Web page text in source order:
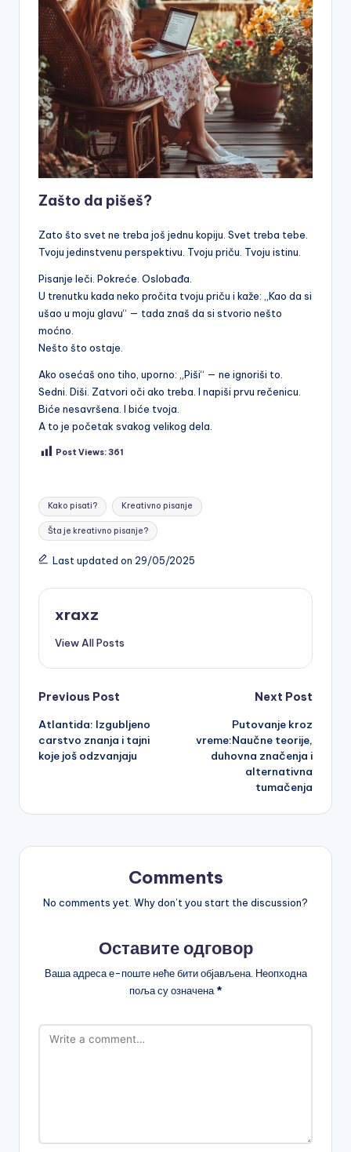
Zašto da pišeš?
Zato što svet ne treba još jednu kopiju. Svet treba tebe.
Tvoju jedinstvenu perspektivu. Tvoju priču. Tvoju istinu.
Pisanje leči. Pokreće. Oslobađa.
U trenutku kada neko pročita tvoju priču i kaže: „Kao da si
ušao u moju glavu“ — tada znaš da si stvorio nešto
moćno.
Nešto što ostaje.
Ako osećaš ono tiho, uporno: „Piši“ — ne ignoriši to.
Sedni. Diši. Zatvori oči ako treba. I napiši prvu rečenicu.
Biće nesavršena. I biće tvoja.
A to je početak svakog velikog dela.
Post Views:361
Tags:
Kako pisati? Kreativno pisanje
Šta je kreativno pisanje?
Last updated on 29/05/2025
xraxz
View All Posts
Post
navigation
Previous Post
Atlantida: Izgubljeno
carstvo znanja i tajni
koje još odzvanjaju
Next Post
Putovanje kroz
vreme:Naučne teorije,
duhovna značenja i
alternativna
tumačenja
Comments
No comments yet. Why don’t you start the discussion?
Оставите одговор
Ваша адреса е-поште неће бити објављена. Неопходна
поља су означена *